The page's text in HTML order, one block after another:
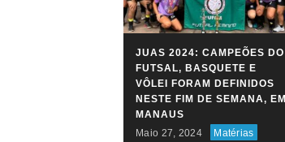
JUAS 2024: CAMPEÕES DO
FUTSAL, BASQUETE E
VÔLEI FORAM DEFINIDOS
NESTE FIM DE SEMANA, EM
MANAUS
Maio 27, 2024
Matérias